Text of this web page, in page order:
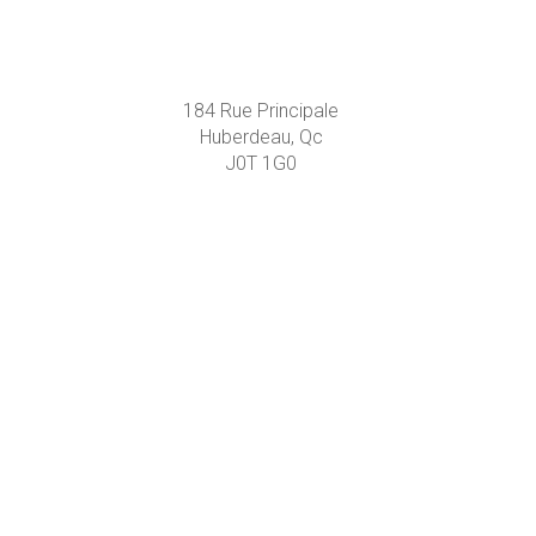
184 Rue Principale
Huberdeau, Qc
J0T 1G0